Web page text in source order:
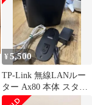
¥5,500
TP-Link 無線LANルー
ター Ax80 本体 スタン
ド 美品